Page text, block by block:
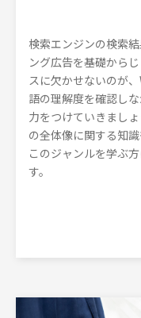
検索エンジンの検索
ング広告を基礎から
スに欠かせないのが
語の理解度を確認し
力をつけていきまし
の全体像に関する知
このジャンルを学ぶ
す。